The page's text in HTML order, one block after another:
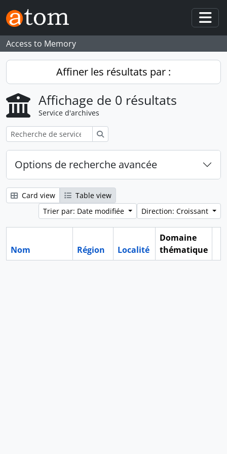
Skip to main content
Access to Memory
Affiner les résultats par :
Affichage de 0 résultats
Service d'archives
Options de recherche avancée
Card view
Table view
Trier par: Date modifiée
Direction: Croissant
Nom Région Localité
Domaine
thématique